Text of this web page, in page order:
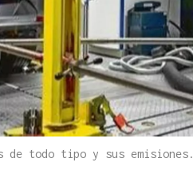
de todo tipo y sus emisiones.